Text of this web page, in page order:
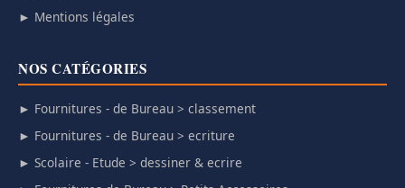
► Mentions légales
NOS CATÉGORIES
► Fournitures - de Bureau > classement
► Fournitures - de Bureau > ecriture
► Scolaire - Etude > dessiner & ecrire